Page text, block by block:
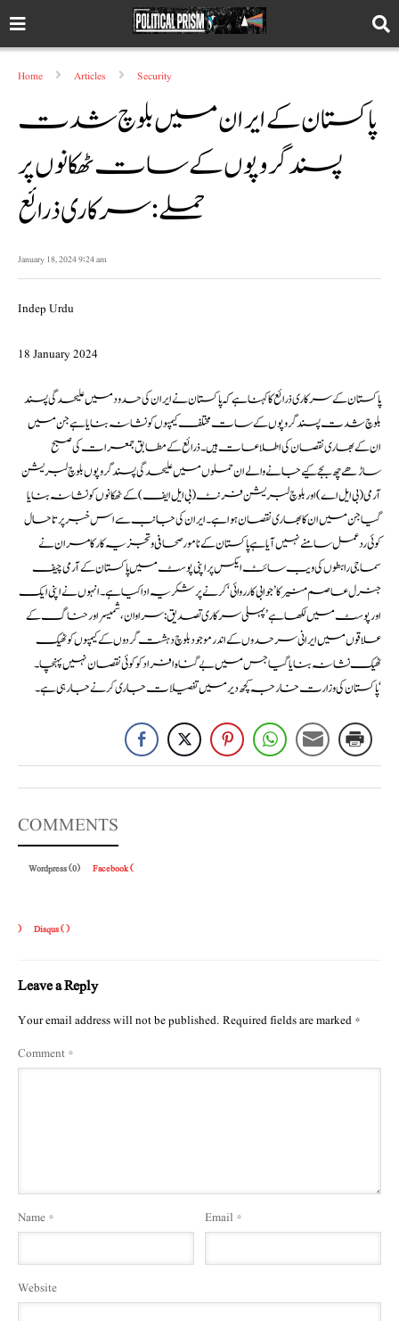
Home Articles Security
پاکستان کے ایران میں بلوچ شدت
پسند گروپوں کے سات ٹھکانوں پر
حملے: سرکاری ذرائع
January 18, 2024 9:24 am
Indep Urdu
18 January 2024
پاکستان کے سرکاری ذرائع کا کہنا ہے کہ پاکستان نے ایران کی حدود میں علیحدگی پسند
بلوچ شدت پسند گروپوں کے سات مختلف کیمپوں کو نشانہ بنایا ہے جن میں
ان کے بھاری نقصان کی اطلاعات ہیں۔ ذرائع کے مطابق جمعرات کی صبح
ساڑھے چھ بجے کیے جانے والے ان حملوں میں علیحدگی پسند گروپوں بلوچ لبریشن
آرمی (بی ایل اے) اور بلوچ لبریشن فرنٹ (بی ایل ایف) کے ٹھکانوں کو نشانہ بنایا
گیا جن میں ان کا بھاری نقصان ہوا ہے۔ ایران کی جانب سے اس خبر پر تاحال
کوئی ردعمل سامنے نہیں آیا ہے پاکستان کے نامور صحافی و تجزیہ کار کامران نے
سماجی رابطوں کی ویب سائٹ ایکس پر اپنی پوسٹ میں پاکستان کے آرمی چیف
جنرل عاصم منیر کا ’جوابی کارروائی‘ کرنے پر شکریہ ادا کیا ہے۔ انہوں نے اپنی ایک
اور پوسٹ میں لکھا ہے ’پہلی سرکاری تصدیق: سراوان، شمیسر اور حناگ کے
علاقوں میں ایرانی سرحدوں کے اندر موجود بلوچ دہشت گردوں کے کیمپوں کو ٹھیک
ٹھیک نشانہ بنایا گیا جس میں بے گناہ افراد کو کوئی نقصان نہیں پہنچا۔
پاکستان کی وزارت خارجہ کچھ دیر میں تفصیلات جاری کرنے جا رہی ہے۔‘
COMMENTS
Wordpress (0) Facebook (
) Disqus ()
Leave a Reply
Your email address will not be published.Required fields are marked*
Comment*
Name* Email *
Website